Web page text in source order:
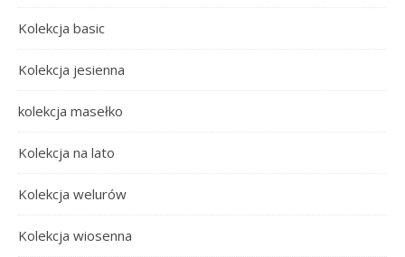
Kolekcja basic
Kolekcja jesienna
kolekcja masełko
Kolekcja na lato
Kolekcja welurów
Kolekcja wiosenna